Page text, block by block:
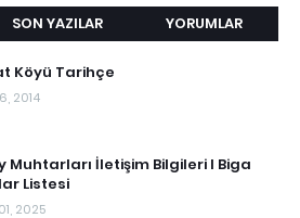
SON YAZILAR YORUMLAR
Köyü Tarihçe
2014
Muhtarları İletişim Bilgileri I Biga
Listesi
2025